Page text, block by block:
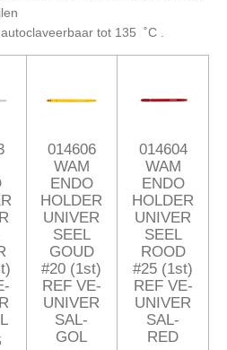
tot 135 ˚C .
014606
WAM
ENDO
HOLDER
UNIVER
SEEL
GOUD
#20 (1st)
REF VE-
UNIVER
SAL-
GOL
014604
WAM
ENDO
HOLDER
UNIVER
SEEL
ROOD
#25 (1st)
REF VE-
UNIVER
SAL-
RED